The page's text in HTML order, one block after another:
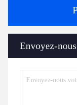
Envoyez-